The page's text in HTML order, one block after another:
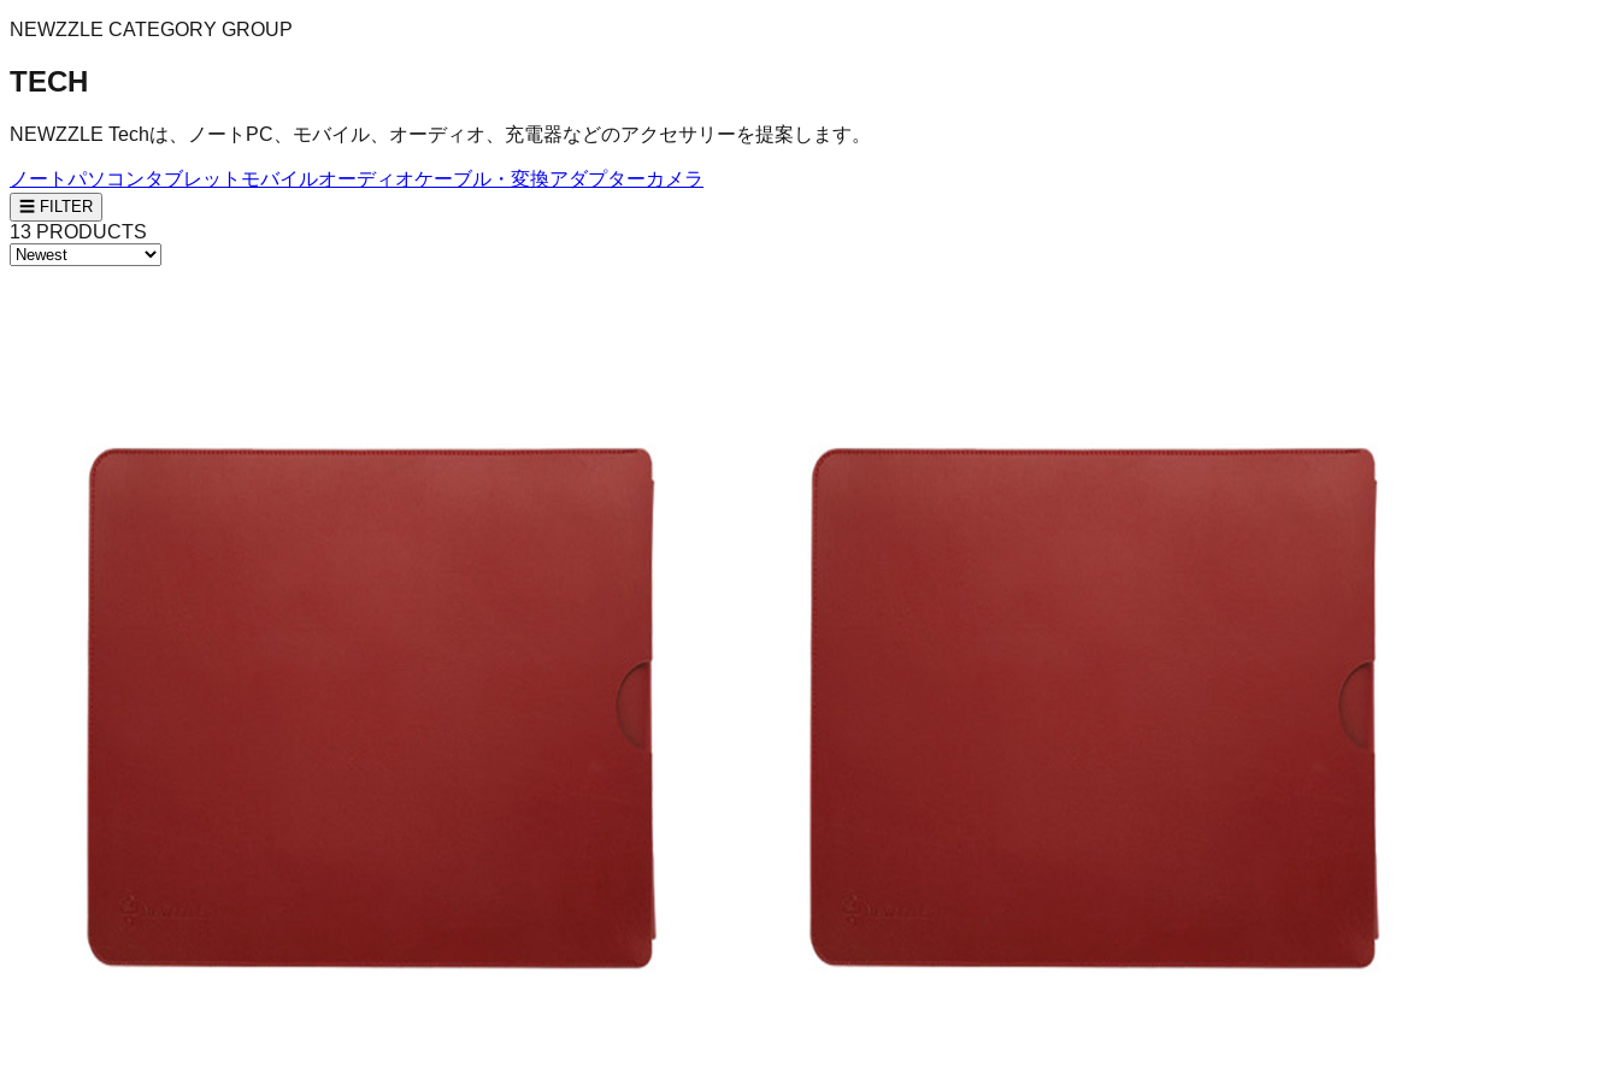
NEWZZLE CATEGORY GROUP
TECH
NEWZZLE Techは、ノートPC、モバイル、オーディオ、充電器などのアクセサリーを提案します。
ノートパソコンタブレット モバイルオーディオケーブル・変換アダプターカメラ
☰ FILTER
13 PRODUCTS